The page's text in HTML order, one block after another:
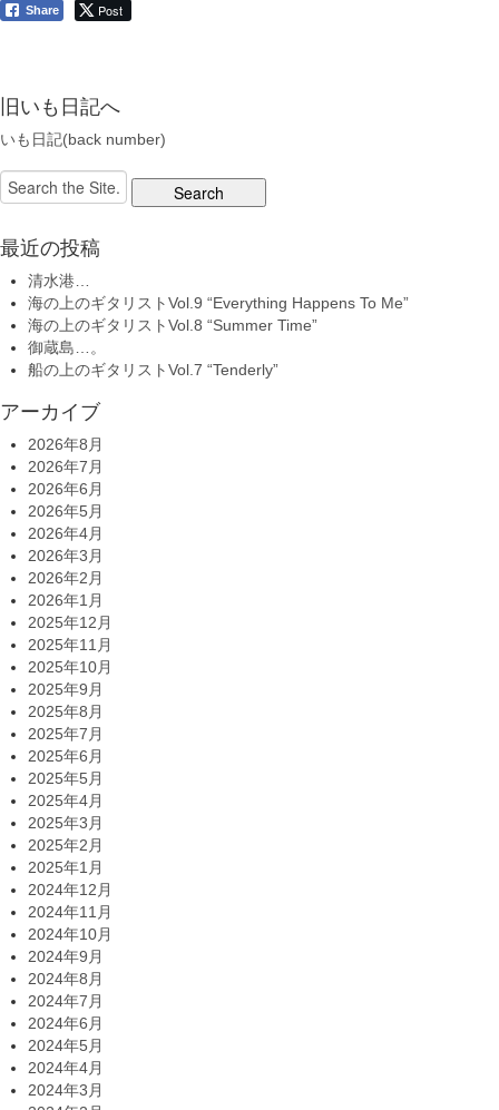
Share Post
旧いも日記へ
いも日記(back number)
Search
for:
最近の投稿
清水港…
海の上のギタリストVol.9 “Everything Happens To Me”
海の上のギタリストVol.8 “Summer Time”
御蔵島…。
船の上のギタリストVol.7 “Tenderly”
アーカイブ
2026年8月
2026年7月
2026年6月
2026年5月
2026年4月
2026年3月
2026年2月
2026年1月
2025年12月
2025年11月
2025年10月
2025年9月
2025年8月
2025年7月
2025年6月
2025年5月
2025年4月
2025年3月
2025年2月
2025年1月
2024年12月
2024年11月
2024年10月
2024年9月
2024年8月
2024年7月
2024年6月
2024年5月
2024年4月
2024年3月